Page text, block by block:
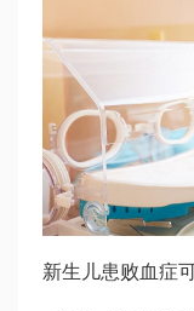
新生儿患败血症